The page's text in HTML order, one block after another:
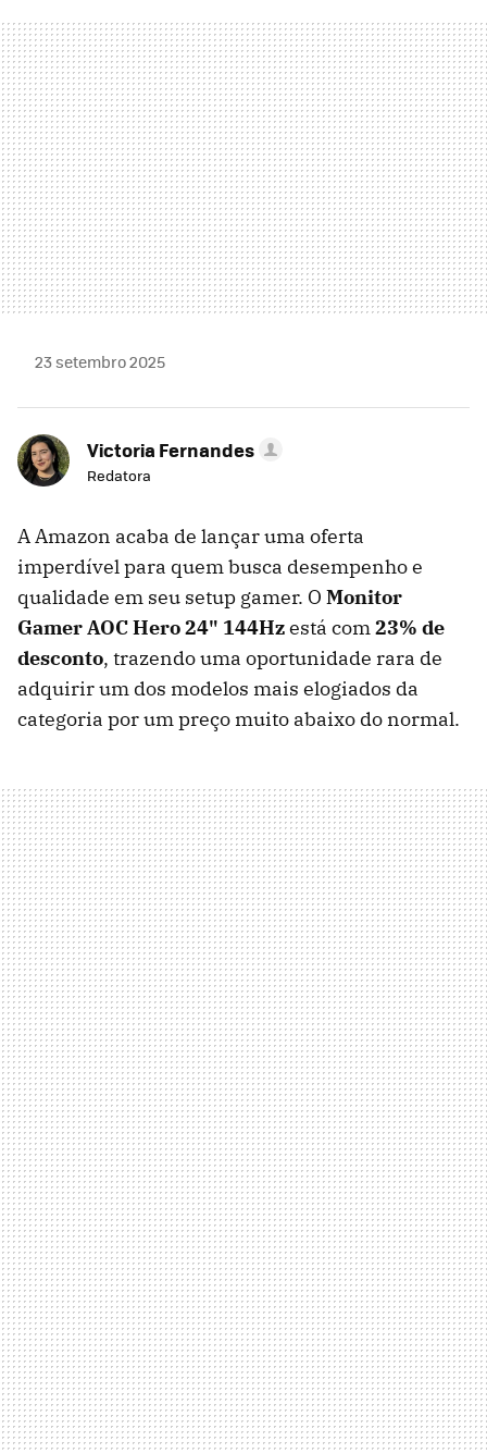
MAIL
23 setembro 2025
Victoria Fernandes
Redatora
A Amazon acaba de lançar uma oferta
imperdível para quem busca desempenho e
qualidade em seu setup gamer. O Monitor
Gamer AOC Hero 24" 144Hzestá com23% de
desconto, trazendo uma oportunidade rara de
adquirir um dos modelos mais elogiados da
categoria por um preço muito abaixo do normal.